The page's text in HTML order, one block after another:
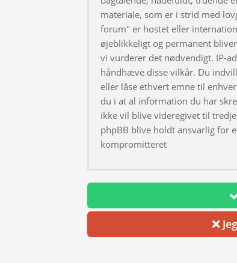
materiale, som er i strid med
forum" er hostet eller
øjeblikkeligt og permanent
vi vurderer det nødvendigt. IP-
håndhæve disse vilkår. Du
eller låse ethvert emne til
du i at al information du har
ikke vil blive videregivet til
phpBB blive holdt ansvarlig for
kompromitteret